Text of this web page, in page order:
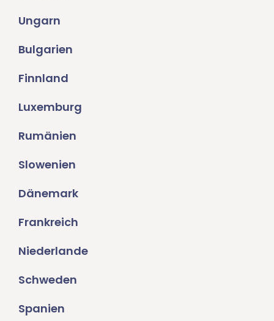
Ungarn
Bulgarien
Finnland
Luxemburg
Rumänien
Slowenien
Dänemark
Frankreich
Niederlande
Schweden
Spanien